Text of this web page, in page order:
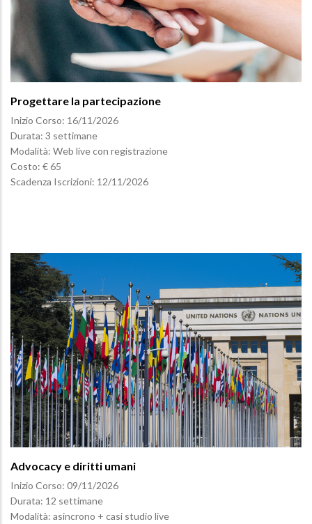
Progettare la partecipazione
Inizio Corso: 16/11/2026
Durata: 3 settimane
Modalità: Web live con registrazione
Costo: € 65
Scadenza Iscrizioni: 12/11/2026
Advocacy e diritti umani
Inizio Corso: 09/11/2026
Durata: 12 settimane
Modalità: asincrono + casi studio live